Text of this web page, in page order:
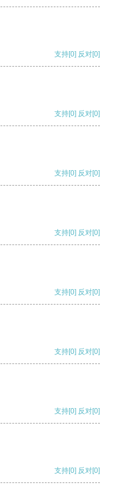
支持[0] 反对[0]
支持[0] 反对[0]
支持[0] 反对[0]
支持[0] 反对[0]
支持[0] 反对[0]
支持[0] 反对[0]
支持[0] 反对[0]
支持[0] 反对[0]